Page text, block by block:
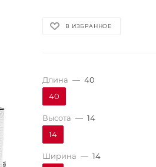
В ИЗБРАННОЕ
Длина — 40
40
Высота — 14
14
Ширина — 14